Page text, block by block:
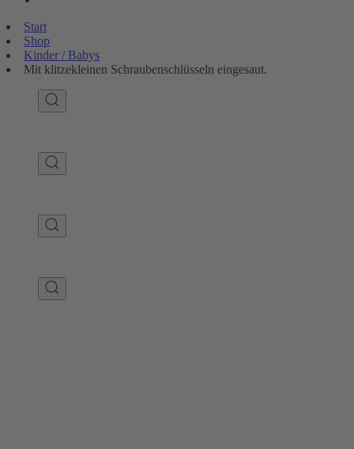
Start
Shop
Kinder / Babys
Mit klitzekleinen Schraubenschlüsseln eingesaut.